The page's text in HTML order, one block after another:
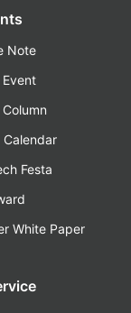
Note
Festa
White Paper